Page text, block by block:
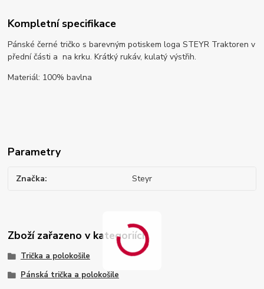
Kompletní specifikace
Pánské černé tričko s barevným potiskem loga STEYR Traktoren v
přední části a na krku. Krátký rukáv, kulatý výstřih.
Materiál: 100% bavlna
Parametry
Značka Steyr
Zboží zařazeno v kategoriích
Trička a polokošile
Pánská trička a polokošile